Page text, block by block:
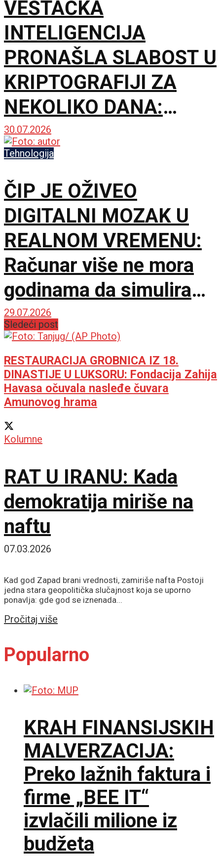
VEŠTAČKA
INTELIGENCIJA
PRONAŠLA SLABOST U
KRIPTOGRAFIJI ZA
NEKOLIKO DANA:
Lozinke nisu probijene,
ali upozorenje je
ozbiljno
30.07.2026
Tehnologija
ČIP JE OŽIVEO
DIGITALNI MOZAK U
REALNOM VREMENU:
Računar više ne mora
godinama da simulira
nekoliko sekundi
29.07.2026
Sledeći post
RESTAURACIJA GROBNICA IZ 18.
DINASTIJE U LUKSORU: Fondacija Zahija
Havasa očuvala nasleđe čuvara
Amunovog hrama
Kolumne
RAT U IRANU: Kada
demokratija miriše na
naftu
07.03.2026
Kad god Zapad brani vrednosti, zamiriše nafta Postoji
jedna stara geopolitička slučajnost koja se uporno
ponavlja: gde god se iznenada...
Pročitaj više
Popularno
KRAH FINANSIJSKIH
MALVERZACIJA:
Preko lažnih faktura i
firme „BEE IT“
izvlačili milione iz
budžeta